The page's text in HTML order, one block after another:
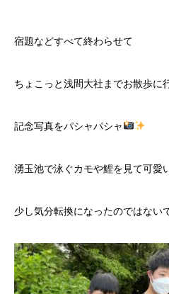
宿題などすべて終わらせて
ちょこっと浅間大社までお散歩に
記念写真をパシャパシャ
湧玉池で泳ぐカモや鯉を見て可愛
少し気分転換になったのではない